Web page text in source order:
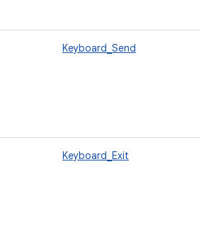
Keyboard_Send
Keyboard_Exit